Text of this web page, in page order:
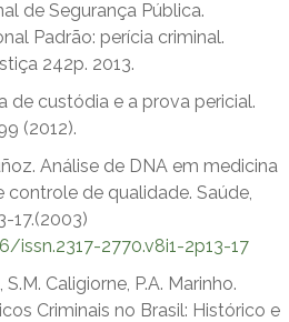
de Segurança Pública.
Padrão: perícia criminal.
242p. 2013.
de custódia e a prova pericial.
(2012).
Análise de DNA em medicina
controle de qualidade. Saúde,
17.(2003)
issn.2317-2770.v8i1-2p13-17
Caligiorne, P.A. Marinho.
Criminais no Brasil: Histórico e